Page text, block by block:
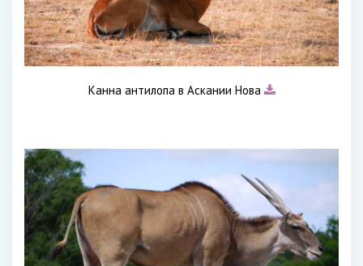
Канна антилопа в Аскании Нова